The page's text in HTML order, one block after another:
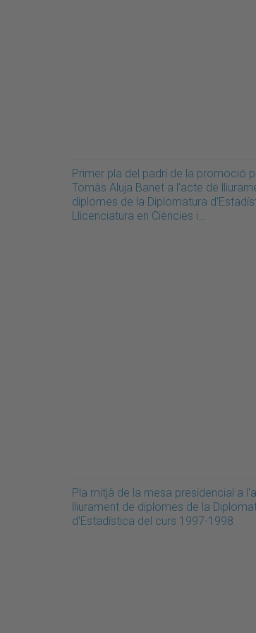
Primer pla del padrí de la promoció
Tomàs Aluja Banet a l'acte de
diplomes de la Diplomatura
Llicenciatura en Ciències i…
Pla mitjà de la mesa presidencial a
lliurament de diplomes de la
d'Estadística del curs 1997-1998